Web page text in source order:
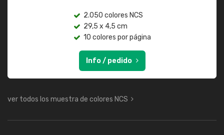
2.050 colores NCS
29,5 x 4,5 cm
10 colores por página
Info / pedido
ver todos los muestra de colores NCS